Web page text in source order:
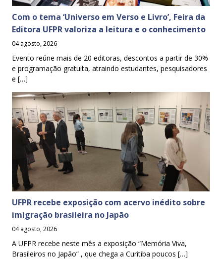
Com o tema ‘Universo em Verso e Livro’, Feira da
Editora UFPR valoriza a leitura e o conhecimento
04 agosto, 2026
Evento reúne mais de 20 editoras, descontos a partir de 30%
e programação gratuita, atraindo estudantes, pesquisadores
e […]
UFPR recebe exposição com acervo inédito sobre
imigração brasileira no Japão
04 agosto, 2026
A UFPR recebe neste mês a exposição “Memória Viva,
Brasileiros no Japão” , que chega a Curitiba poucos […]